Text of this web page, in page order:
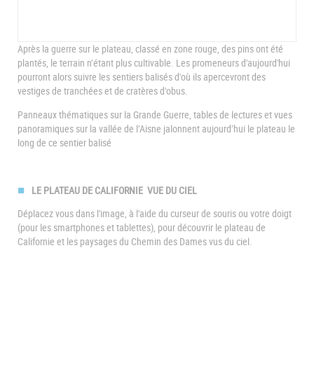
Après la guerre sur le plateau, classé en zone rouge, des pins ont été
plantés, le terrain n’étant plus cultivable. Les promeneurs d'aujourd'hui
pourront alors suivre les sentiers balisés d'où ils apercevront des
vestiges de tranchées et de cratères d'obus.
Panneaux thématiques sur la Grande Guerre, tables de lectures et vues
panoramiques sur la vallée de l’Aisne jalonnent aujourd’hui le plateau le
long de ce sentier balisé
LE PLATEAU DE CALIFORNIE VUE DU CIEL
Déplacez vous dans l'image, à l'aide du curseur de souris ou votre doigt
(pour les smartphones et tablettes), pour découvrir le plateau de
Californie et les paysages du Chemin des Dames vus du ciel.